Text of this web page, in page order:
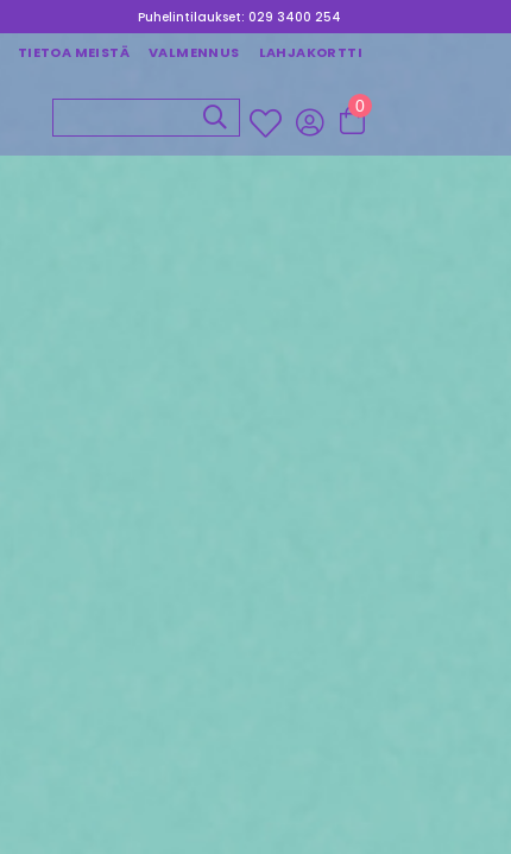
Puhelintilaukset: 029 3400 254
TIETOA MEISTÄ VALMENNUS LAHJAKORTTI
0